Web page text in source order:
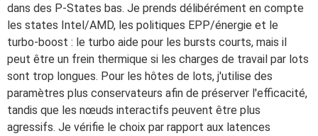
dans des P-States bas. Je prends délibérément en compte
les states Intel/AMD, les politiques EPP/énergie et le
turbo-boost : le turbo aide pour les bursts courts, mais il
peut être un frein thermique si les charges de travail par lots
sont trop longues. Pour les hôtes de lots, j'utilise des
paramètres plus conservateurs afin de préserver l'efficacité,
tandis que les nœuds interactifs peuvent être plus
agressifs. Je vérifie le choix par rapport aux latences